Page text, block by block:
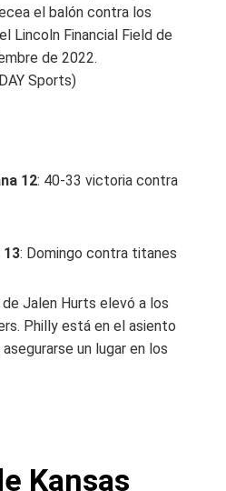
el balón contra los
Lincoln Financial Field de
de 2022.
Sports)
12: 40-33 victoria contra
13: Domingo contra titanes
Jalen Hurts elevó a los
Philly está en el asiento
un lugar en los
Kansas